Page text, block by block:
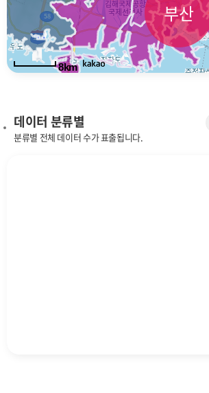
부산
8km
데이터 분류별
분류별 전체 데이터 수가 표출됩니다.